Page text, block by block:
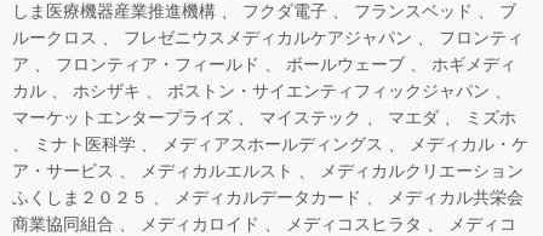
しま医療機器産業推進機構
フクダ電子 フランスベッド
ブ
ルークロス
フレゼニウスメディカルケアジャパン
フロンティ
ア
フロンティア・フィールド ボールウェーブ
ホギメディ
カル
ホシザキ
ボストン・サイエンティフィックジャパン
マーケットエンタープライズ
マイステック マエダ
ミズホ
ミナト医科学
メディアスホールディングス
メディカル・ケ
ア・サービス
メディカルエルスト
メディカルクリエーション
ふくしま２０２５
メディカルデータカード
メディカル共栄会
商業協同組合
メディカロイド メディコスヒラタ
メディコ